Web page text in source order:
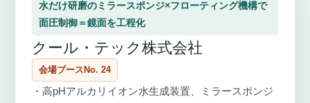
水だけ研磨のミラースポンジ×フローティング機構で
面圧制御＝鏡面を工程化
クール・テック株式会社
会場ブースNo. 24
・高pHアルカリイオン水生成装置、ミラースポンジ